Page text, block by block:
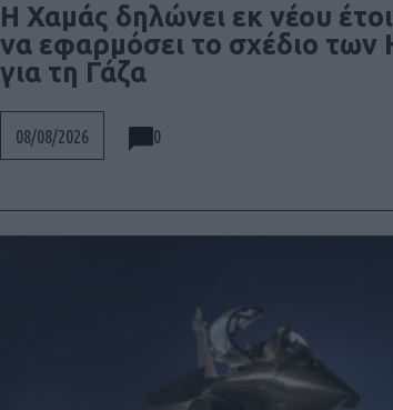
Η Χαμάς δηλώνει εκ νέου
να εφαρμόσει το σχέδιο
για τη Γάζα
08/08/2026 0